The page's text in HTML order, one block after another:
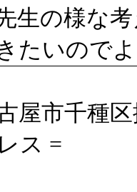
生の様な
たいので
屋市千種
ス =